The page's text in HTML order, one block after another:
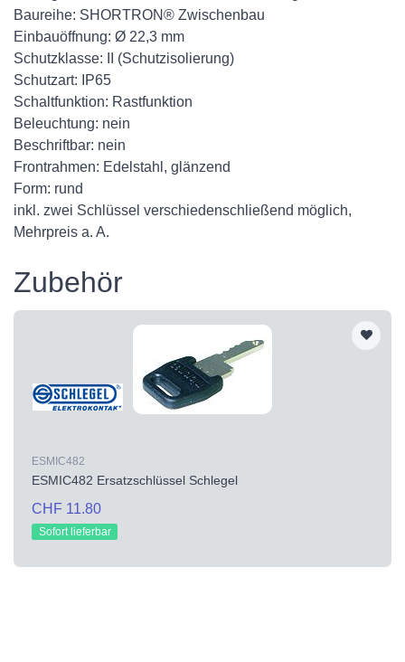
Baureihe: SHORTRON® Zwischenbau
Einbauöffnung: Ø 22,3 mm
Schutzklasse: II (Schutzisolierung)
Schutzart: IP65
Schaltfunktion: Rastfunktion
Beleuchtung: nein
Beschriftbar: nein
Frontrahmen: Edelstahl, glänzend
Form: rund
inkl. zwei Schlüssel verschiedenschließend möglich,
Mehrpreis a. A.
Zubehör
ESMIC482
ESMIC482 Ersatzschlüssel Schlegel
CHF 11.80
Sofort lieferbar